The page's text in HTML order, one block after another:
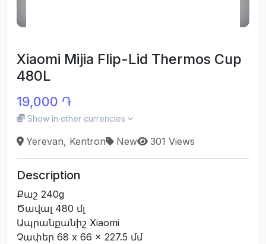
Xiaomi Mijia Flip-Lid Thermos Cup
480L
19,000 ֏
Show in other currencies
Yerevan, Kentron New 301 Views
Description
Քաշ 240g
Ծավալ 480 մլ
Ապրանքանիշ Xiaomi
Չափեր 68 x 66 x 227.5 մմ